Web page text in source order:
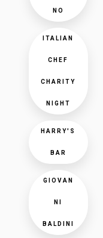
NO
ITALIAN
CHEF
CHARITY
NIGHT
HARRY'S
BAR
GIOVAN
NI
BALDINI